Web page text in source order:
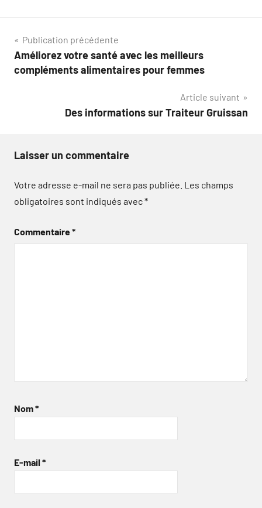
Navigation
de
Publication précédente
Améliorez votre santé avec les meilleurs
compléments alimentaires pour femmes
Article suivant
Des informations sur Traiteur Gruissan
Laisser un commentaire
Votre adresse e-mail ne sera pas publiée. Les champs
obligatoires sont indiqués avec*
Commentaire*
Nom*
E-mail *